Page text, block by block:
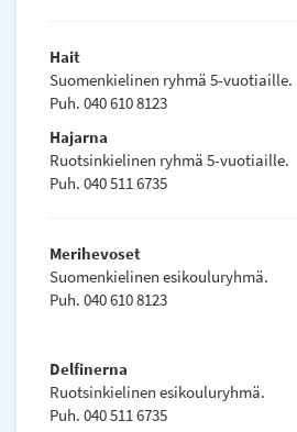
Hait
Suomenkielinen ryhmä 5-vuotiaille.
Puh. 040 610 8123
Hajarna
Ruotsinkielinen ryhmä 5-vuotiaille.
Puh. 040 511 6735
Merihevoset
Suomenkielinen esikouluryhmä.
Puh. 040 610 8123
Delfinerna
Ruotsinkielinen esikouluryhmä.
Puh. 040 511 6735